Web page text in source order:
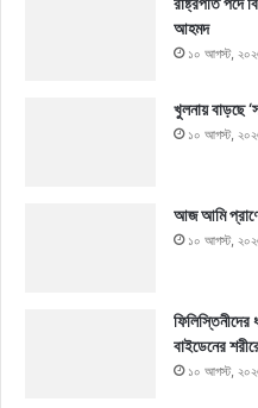
আহমদ
১০ আগস্ট,
খুলনায় বাড়ছে
১০ আগস্ট,
আজ আমি
১০ আগস্ট,
বাইডেনের
১০ আগস্ট,